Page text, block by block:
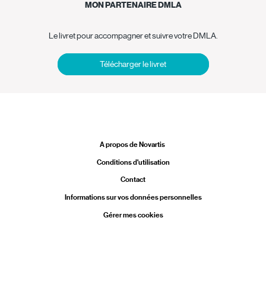
MON PARTENAIRE DMLA
Le livret pour accompagner et suivre votre DMLA.
Télécharger le livret
A propos de Novartis
Conditions d'utilisation
Contact
Informations sur vos données personnelles
Gérer mes cookies